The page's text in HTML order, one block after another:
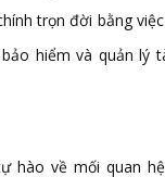
trọn đời bằng
hiểm và quản lý
hào về mối quan